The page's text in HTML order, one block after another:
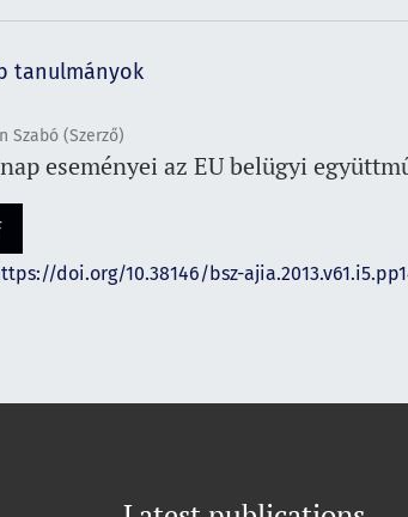
tanulmányok
Szabó (Szerző)
eseményei az EU belügyi
doi.org/10.38146/bsz-